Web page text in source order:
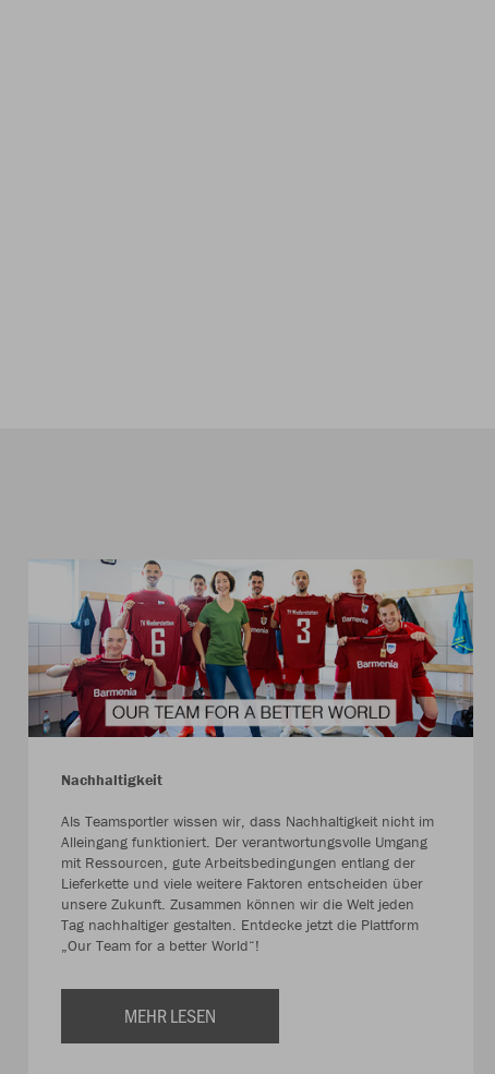
Nachhaltigkeit
Als Teamsportler wissen wir, dass Nachhaltigkeit nicht im
Alleingang funktioniert. Der verantwortungsvolle Umgang
mit Ressourcen, gute Arbeitsbedingungen entlang der
Lieferkette und viele weitere Faktoren entscheiden über
unsere Zukunft. Zusammen können wir die Welt jeden
Tag nachhaltiger gestalten. Entdecke jetzt die Plattform
„Our Team for a better World“!
MEHR LESEN